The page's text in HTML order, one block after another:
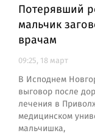
Потерявший
мальчик
врачам
09:25, 18 март
В Исподнем
выговор после
лечения в
медицинском
мальчишка,